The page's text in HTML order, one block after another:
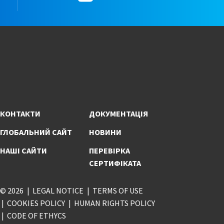
КОНТАКТИ
ГЛОБАЛЬНИЙ САЙТ
НАШІ САЙТИ
ДОКУМЕНТАЦІЯ
НОВИНИ
ПЕРЕВІРКА
СЕРТИФІКАТА
© 2026 LEGAL NOTICE
TERMS OF USE
COOKIES POLICY
HUMAN RIGHTS POLICY
CODE OF ETHYCS